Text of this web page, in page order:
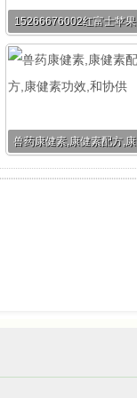
15266676002红富士苹果
批发价格
兽药康健素,康健素配方,康